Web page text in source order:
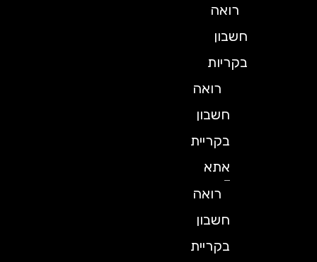
רואה
חשבון
בקריות
רואה
חשבון
בקריית
אתא
רואה
חשבון
בקריית